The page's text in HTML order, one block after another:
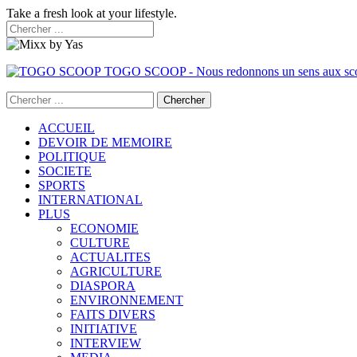
Take a fresh look at your lifestyle.
TOGO SCOOP - Nous redonnons un sens aux
ACCUEIL
DEVOIR DE MEMOIRE
POLITIQUE
SOCIETE
SPORTS
INTERNATIONAL
PLUS
ECONOMIE
CULTURE
ACTUALITES
AGRICULTURE
DIASPORA
ENVIRONNEMENT
FAITS DIVERS
INITIATIVE
INTERVIEW